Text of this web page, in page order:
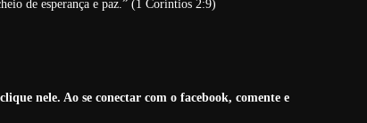
de esperança e paz.” (1 Coríntios 2:9)
nele. Ao se conectar com o facebook, comente e